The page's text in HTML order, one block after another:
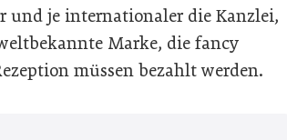
und je internationaler die Kanzlei,
Marke, die fancy
müssen bezahlt werden.